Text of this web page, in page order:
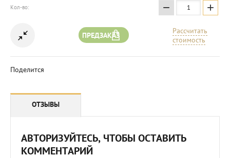
Кол-во: − +
ПРЕДЗАКАЗ
Рассчитать
стоимость
Поделится
ОТЗЫВЫ
АВТОРИЗУЙТЕСЬ, ЧТОБЫ ОСТАВИТЬ
КОММЕНТАРИЙ